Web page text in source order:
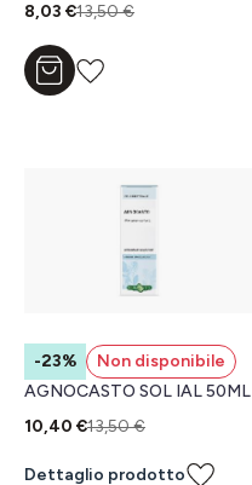
8,03 €13,50 €
Aggiungi al carrello
-23%
Non disponibile
AGNOCASTO SOL IAL 50ML
10,40 €13,50 €
Dettaglio prodotto